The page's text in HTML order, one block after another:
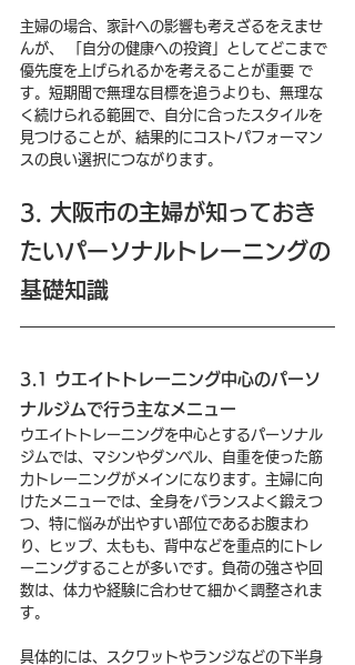
主婦の場合、家計への影響も考えざるをえませ
んが、 「自分の健康への投資」としてどこまで
優先度を上げられるかを考えることが重要 で
す。短期間で無理な目標を追うよりも、無理な
く続けられる範囲で、自分に合ったスタイルを
見つけることが、結果的にコストパフォーマン
スの良い選択につながります。
3. 大阪市の主婦が知っておき
たいパーソナルトレーニングの
基礎知識
3.1 ウエイトトレーニング中心のパーソ
ナルジムで行う主なメニュー
ウエイトトレーニングを中心とするパーソナル
ジムでは、マシンやダンベル、自重を使った筋
力トレーニングがメインになります。主婦に向
けたメニューでは、全身をバランスよく鍛えつ
つ、特に悩みが出やすい部位であるお腹まわ
り、ヒップ、太もも、背中などを重点的にトレ
ーニングすることが多いです。負荷の強さや回
数は、体力や経験に合わせて細かく調整されま
す。
具体的には、スクワットやランジなどの下半身